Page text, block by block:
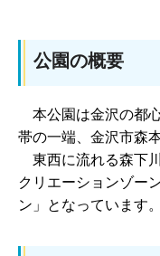
公園の概要
本公園は金沢の都
帯の一端、金沢市森
東西に流れる森下
クリエーションゾー
ン」となっています。